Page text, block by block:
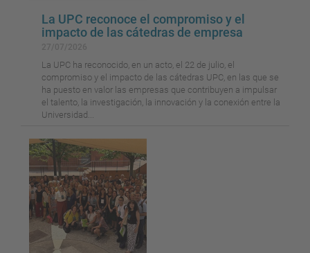
La UPC reconoce el compromiso y el
impacto de las cátedras de empresa
La UPC ha reconocido, en un acto, el 22 de julio, el
compromiso y el impacto de las cátedras UPC, en las que se
ha puesto en valor las empresas que contribuyen a impulsar
el talento, la investigación, la innovación y la conexión entre la
Universidad...